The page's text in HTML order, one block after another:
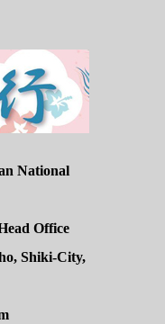
National
Office
Shiki-City,